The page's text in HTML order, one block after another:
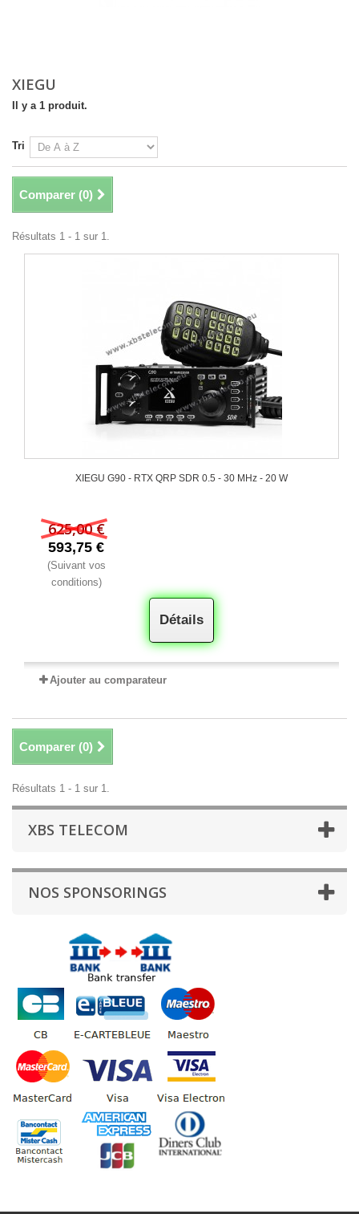
XIEGU
Il y a 1 produit.
Tri
Comparer (0)
Résultats 1 - 1 sur 1.
XIEGU G90 - RTX QRP SDR 0.5 - 30 MHz - 20 W
625,00 €
593,75 €
(Suivant vos
conditions)
Détails
Ajouter au comparateur
Comparer (0)
Résultats 1 - 1 sur 1.
XBS TELECOM
NOS SPONSORINGS